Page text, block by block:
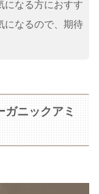
になる方におすす
になるので、期待
ニックアミ